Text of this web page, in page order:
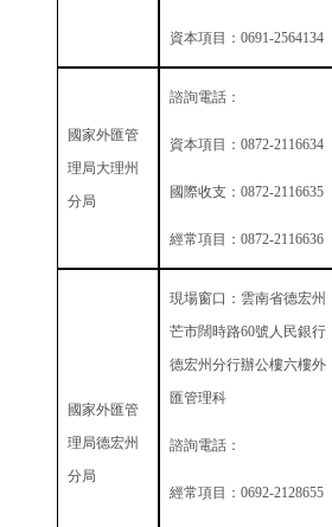
資本項目： 0691-2564134
國家外匯管
理局大理州
分局
諮詢電話：
資本項目： 0872-2116634
國際收支： 0872-2116635
經常項目： 0872-2116636
國家外匯管
理局德宏州
分局
現場窗口：雲南省德宏州
芒市闊時路60號人民銀行
德宏州分行辦公樓六樓外
匯管理科
諮詢電話：
經常項目： 0692-2128655